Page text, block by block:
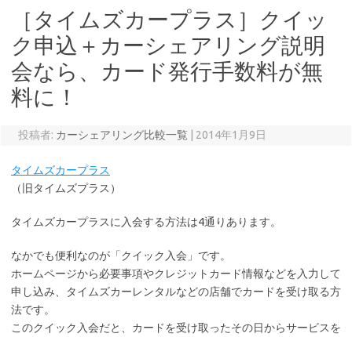
［タイムズカープラス］クイッ
ク申込＋カーシェアリング説明
会なら、カード発行手数料が無
料に！
投稿者: カーシェアリング比較一覧 2014年1月9日
タイムズカープラス
（旧タイムズプラス）
タイムズカープラスに入会する方法は4通りあります。
なかでも便利なのが「クイック入会」です。
ホームページから必要事項やクレジットカード情報などを入力して
申し込み、タイムズカーレンタルなどの店舗でカードを受け取る方
法です。
このクイック入会だと、カードを受け取ったその日からサービスを